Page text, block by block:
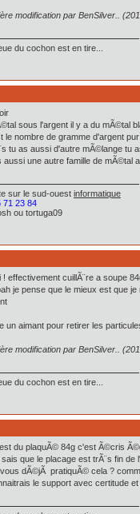
modification par BenSilver..
du cochon est en tire...
sous l'argent il y a du mÃ©tal
le nombre de gramme d'argent
tu as aussi d'autre mÃ©lange tu
aussi une autre famille de mÃ©tal
sur le sud-ouest informatique
71 23 84
ou tortuga09
! effectivement cuillÃ¨re a soupe
je pense que le mieux est que
un aimant pour retirer les
modification par BenSilver..
du cochon est en tire...
du plaquÃ© 84g c'est Ã©cris
sais que le placage est trÃ¨s fin de
dÃ©jÃ pratiquÃ© cela ?
le support avec certitude